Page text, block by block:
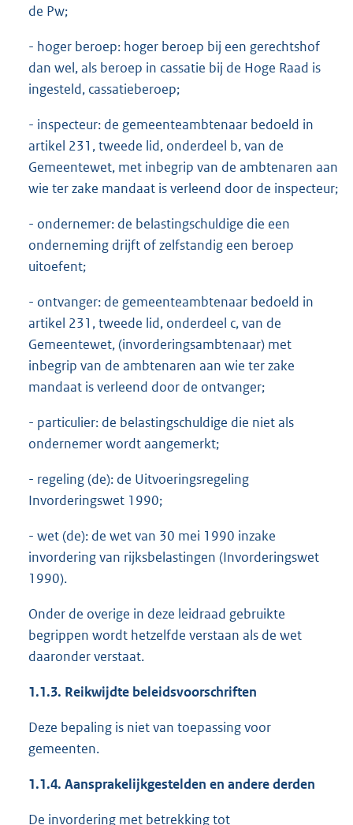
de Pw;
- hoger beroep: hoger beroep bij een gerechtshof
dan wel, als beroep in cassatie bij de Hoge Raad is
ingesteld, cassatieberoep;
- inspecteur: de gemeenteambtenaar bedoeld in
artikel 231, tweede lid, onderdeel b, van de
Gemeentewet, met inbegrip van de ambtenaren aan
wie ter zake mandaat is verleend door de inspecteur;
- ondernemer: de belastingschuldige die een
onderneming drijft of zelfstandig een beroep
uitoefent;
- ontvanger: de gemeenteambtenaar bedoeld in
artikel 231, tweede lid, onderdeel c, van de
Gemeentewet, (invorderingsambtenaar) met
inbegrip van de ambtenaren aan wie ter zake
mandaat is verleend door de ontvanger;
- particulier: de belastingschuldige die niet als
ondernemer wordt aangemerkt;
- regeling (de): de Uitvoeringsregeling
Invorderingswet 1990;
- wet (de): de wet van 30 mei 1990 inzake
invordering van rijksbelastingen (Invorderingswet
1990).
Onder de overige in deze leidraad gebruikte
begrippen wordt hetzelfde verstaan als de wet
daaronder verstaat.
1.1.3. Reikwijdte beleidsvoorschriften
Deze bepaling is niet van toepassing voor
gemeenten.
1.1.4. Aansprakelijkgestelden en andere derden
De invordering met betrekking tot